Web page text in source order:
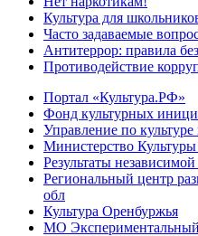
Культура для
Часто задаваемые
Антитеррор: правила
Противодействие
Портал «Культура.РФ»
Фонд культурных
Управление по
Министерство
Результаты
Региональный центр
обл
Культура Оренбуржья
МО Экспериментальный